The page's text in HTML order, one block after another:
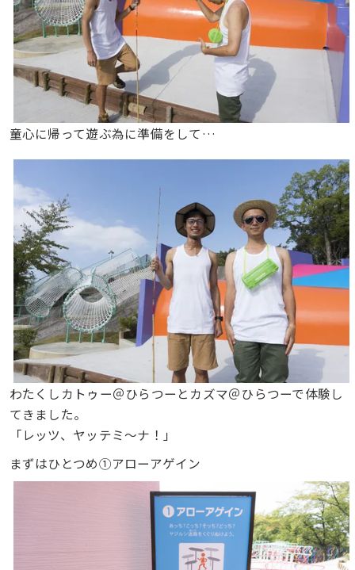
童心に帰って遊ぶ為に準備をして…
わたくしカトゥー＠ひらつーとカズマ＠ひらつーで体験し
てきました。
「レッツ、ヤッテミ〜ナ！」
まずはひとつめ①アローアゲイン